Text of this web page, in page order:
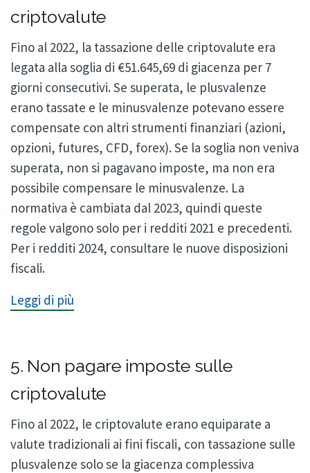
criptovalute
Fino al 2022, la tassazione delle criptovalute era
legata alla soglia di €51.645,69 di giacenza per 7
giorni consecutivi. Se superata, le plusvalenze
erano tassate e le minusvalenze potevano essere
compensate con altri strumenti finanziari (azioni,
opzioni, futures, CFD, forex). Se la soglia non veniva
superata, non si pagavano imposte, ma non era
possibile compensare le minusvalenze. La
normativa è cambiata dal 2023, quindi queste
regole valgono solo per i redditi 2021 e precedenti.
Per i redditi 2024, consultare le nuove disposizioni
fiscali.
Leggi di più
5. Non pagare imposte sulle
criptovalute
Fino al 2022, le criptovalute erano equiparate a
valute tradizionali ai fini fiscali, con tassazione sulle
plusvalenze solo se la giacenza complessiva